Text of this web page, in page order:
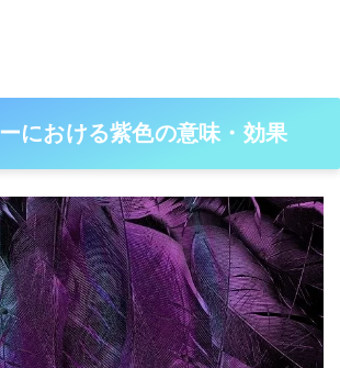
における紫色の意味・効果